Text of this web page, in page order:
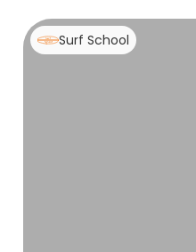
Surf School